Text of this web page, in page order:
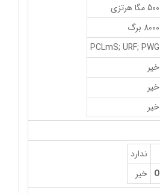
500 مگا هرتزی
8000 برگ
PCLmS; URF; PWG
خیر
خیر
خیر
ندارد
خیر